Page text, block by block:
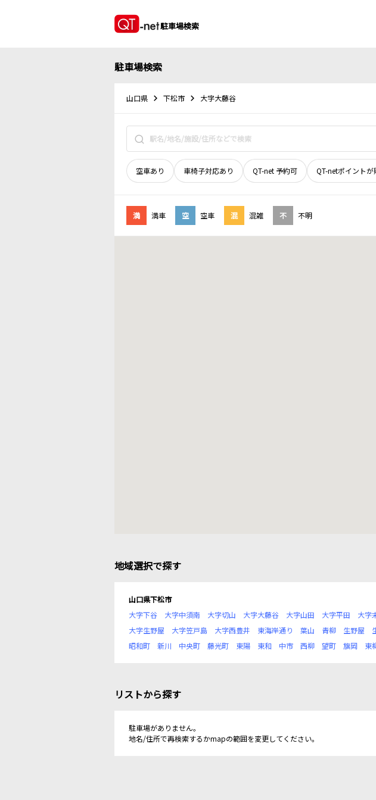
駐車場検索
駐車場検索
山口県 下松市 大字大藤谷
空車あり 車椅子対応あり QT-net 予約可 QT-netポイントが
満 満車 空 空車 混 混雑 不 不明
地域選択で探す
山口県下松市
大字下谷
大字中須南 大字切山 大字大藤谷 大字山田 大字平田 大字
大字生野屋
大字笠戸島 大字西豊井 東海岸通り 葉山 青柳 生野屋
昭和町
新川 中央町 藤光町 東陽 東和 中市 西柳 望町 旗岡 東
リストから探す
駐車場がありません。
地名/住所で再検索するかmapの範囲を変更してください。